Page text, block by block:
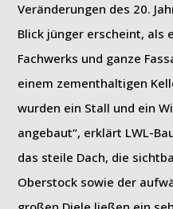
Veränderungen des 20.
Blick jünger erscheint, als
Fachwerks und ganze
einem zementhaltigen
wurden ein Stall und ein
angebaut“, erklärt LWL-
das steile Dach, die
Oberstock sowie der